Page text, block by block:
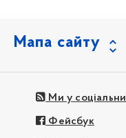
Мапа сайту
Ми у
Фейсбук